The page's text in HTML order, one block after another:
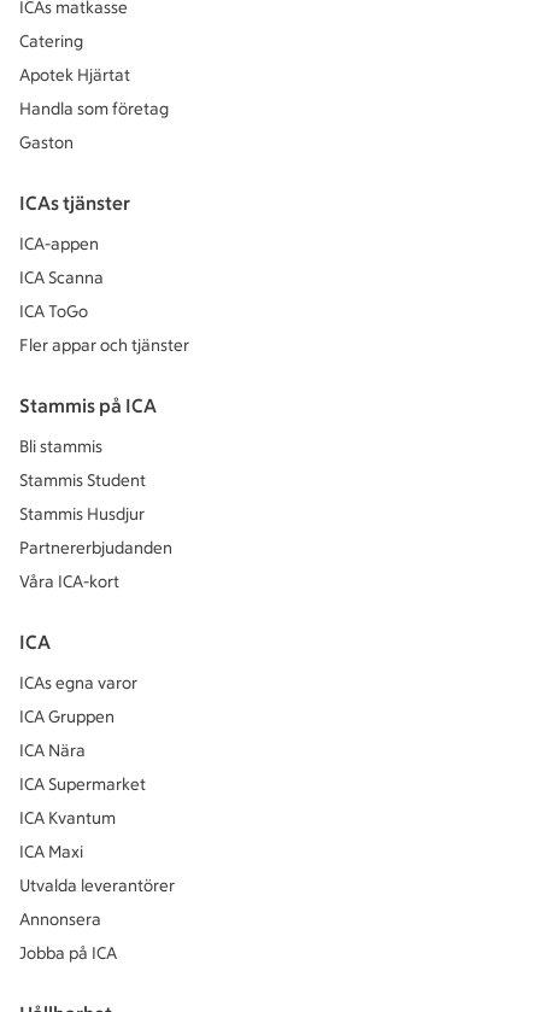
ICAs matkasse
Catering
Apotek Hjärtat
Handla som företag
Gaston
ICAs tjänster
ICA-appen
ICA Scanna
ICA ToGo
Fler appar och tjänster
Stammis på ICA
Bli stammis
Stammis Student
Stammis Husdjur
Partnererbjudanden
Våra ICA-kort
ICA
ICAs egna varor
ICA Gruppen
ICA Nära
ICA Supermarket
ICA Kvantum
ICA Maxi
Utvalda leverantörer
Annonsera
Jobba på ICA